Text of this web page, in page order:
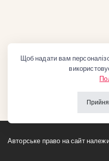
Авторське право на сайт
Щоб надати вам